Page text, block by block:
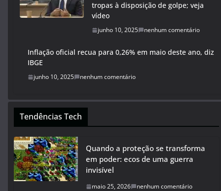
tropas à disposição de golpe; veja
vídeo
junho 10, 2025 nenhum comentário
Inflação oficial recua para 0,26% em maio deste ano, diz
IBGE
junho 10, 2025 nenhum comentário
Tendências Tech
Quando a proteção se transforma
em poder: ecos de uma guerra
invisível
maio 25, 2026 nenhum comentário